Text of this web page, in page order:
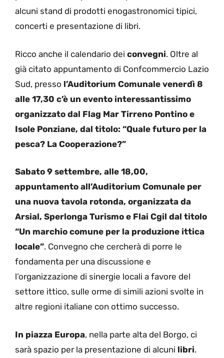
alcuni stand di prodotti enogastronomici tipici,
concerti e presentazione di libri.
Ricco anche il calendario dei convegni. Oltre al
già citato appuntamento di Confcommercio Lazio
Sud, presso l’Auditorium Comunale venerdì 8
alle 17,30 c’è un evento interessantissimo
organizzato dal Flag Mar Tirreno Pontino e
Isole Ponziane, dal titolo: “Quale futuro per la
pesca? La Cooperazione?”
Sabato 9 settembre, alle 18,00,
appuntamento all’Auditorium Comunale per
una nuova tavola rotonda, organizzata da
Arsial, Sperlonga Turismo e Flai Cgil dal titolo
“Un marchio comune per la produzione ittica
locale”. Convegno che cercherà di porre le
fondamenta per una discussione e
l’organizzazione di sinergie locali a favore del
settore ittico, sulle orme di simili azioni svolte in
altre regioni italiane con ottimo successo.
In piazza Europa, nella parte alta del Borgo, ci
sarà spazio per la presentazione di alcuni libri.